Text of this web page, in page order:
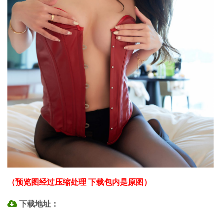
（预览图经过压缩处理 下载包内是原图）
下载地址：